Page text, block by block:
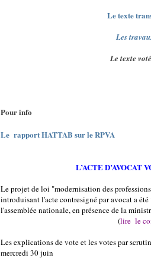
Le texte
Les
Le texte
Pour info
Le rapport HATTAB sur le RPVA
L’ACTE D’AVOCAT
Le projet de loi "modernisation des
introduisant l'acte contresigné par avocat a
l'assemblée nationale, en présence de la
(lire le
Les explications de vote et les votes par
mercredi 30 juin